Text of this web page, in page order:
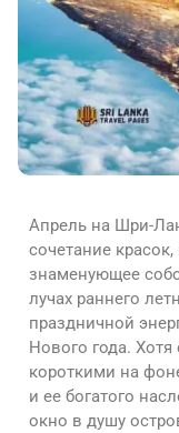
Апрель на Шри-
сочетание
знаменующее
лучах раннего
праздничной
Нового года.
короткими на
и ее богатого
окно в душу